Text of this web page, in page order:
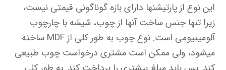
این نوع از پارتیشن‎ها دارای بازه گوناگونی قیمتی نیست،
زیرا تنها جنس ساخت آنها از چوب، شیشه با چارچوب
آلومینیومی است. نوع چوب به طور کلی از MDF ساخته
می‎شود، ولی ممکن است مشتری درخواست چوب طبیعی